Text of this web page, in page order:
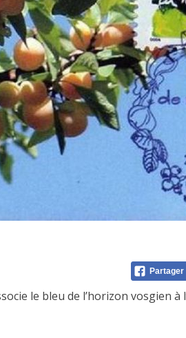
Partager
le bleu de l’horizon vosgien à